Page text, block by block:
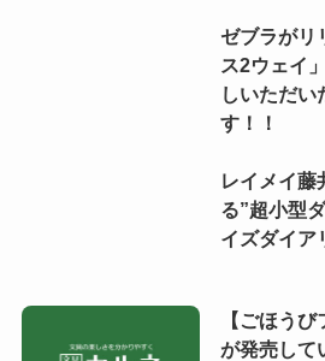
ゼブラがリ
ス2ウェイ
しいただい
す！！
レイメイ藤
る”超小型
イズダイア
【ごほう
が発売して